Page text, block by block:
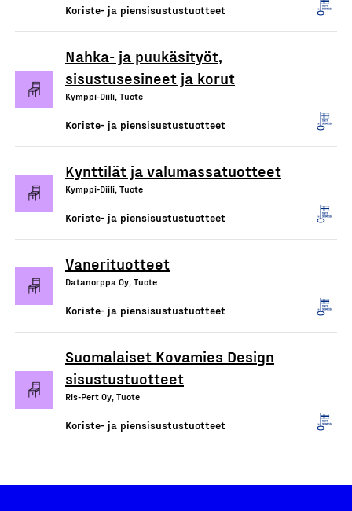
Koriste- ja piensisustustuotteet
Nahka- ja puukäsityöt,
sisustusesineet ja korut
Kymppi-Diili, Tuote
Koriste- ja piensisustustuotteet
Kynttilät ja valumassatuotteet
Kymppi-Diili, Tuote
Koriste- ja piensisustustuotteet
Vanerituotteet
Datanorppa Oy, Tuote
Koriste- ja piensisustustuotteet
Suomalaiset Kovamies Design
sisustustuotteet
Ris-Pert Oy, Tuote
Koriste- ja piensisustustuotteet